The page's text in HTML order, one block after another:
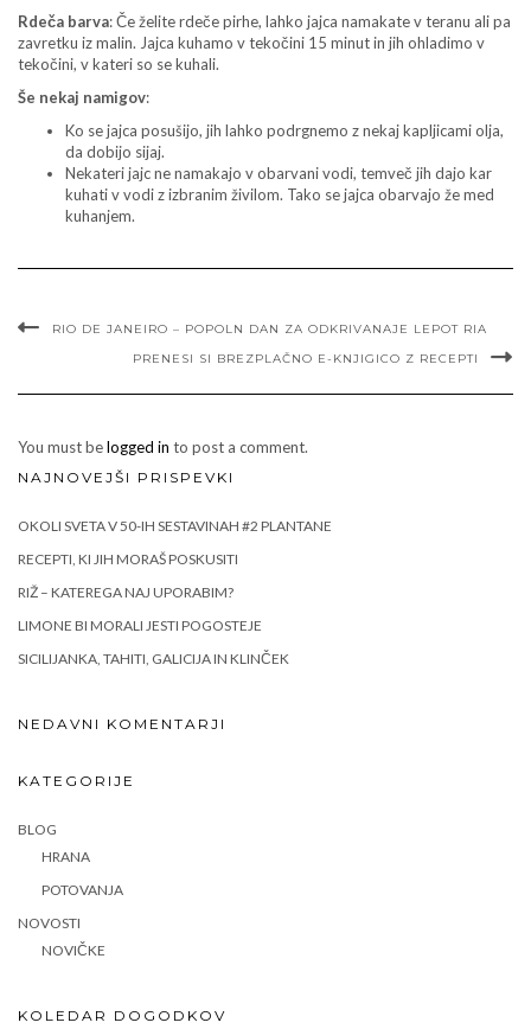
Rdeča barva: Če želite rdeče pirhe, lahko jajca namakate v teranu ali pa
zavretku iz malin. Jajca kuhamo v tekočini 15 minut in jih ohladimo v
tekočini, v kateri so se kuhali.
Še nekaj namigov:
Ko se jajca posušijo, jih lahko podrgnemo z nekaj kapljicami olja,
da dobijo sijaj.
Nekateri jajc ne namakajo v obarvani vodi, temveč jih dajo kar
kuhati v vodi z izbranim živilom. Tako se jajca obarvajo že med
kuhanjem.
RIO DE JANEIRO – POPOLN DAN ZA ODKRIVANAJE LEPOT RIA
PRENESI SI BREZPLAČNO E-KNJIGICO Z RECEPTI
You must belogged in to post a comment.
NAJNOVEJŠI PRISPEVKI
OKOLI SVETA V 50-IH SESTAVINAH #2 PLANTANE
RECEPTI, KI JIH MORAŠ POSKUSITI
RIŽ – KATEREGA NAJ UPORABIM?
LIMONE BI MORALI JESTI POGOSTEJE
SICILIJANKA, TAHITI, GALICIJA IN KLINČEK
NEDAVNI KOMENTARJI
KATEGORIJE
BLOG
HRANA
POTOVANJA
NOVOSTI
NOVIČKE
KOLEDAR DOGODKOV